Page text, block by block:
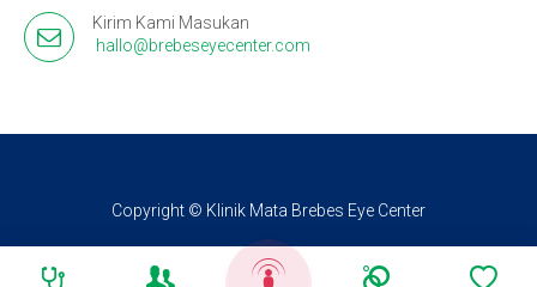
Kirim Kami Masukan
hallo@brebeseyecenter.com
Copyright © Klinik Mata Brebes Eye Center